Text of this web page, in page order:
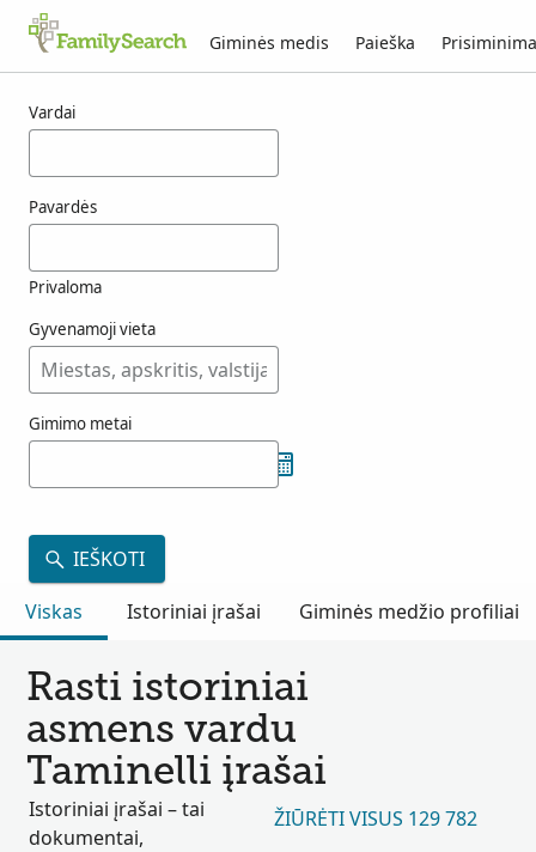
Giminės medis Paieška
Vardai
Pavardės
Privaloma
Gyvenamoji vieta
Gimimo metai
IEŠKOTI
Viskas
Istoriniai įrašai Giminės medžio profiliai
Rasti istoriniai
asmens vardu
Taminelli įrašai
Istoriniai įrašai – tai
dokumentai,
ŽIŪRĖTI VISUS 129 782